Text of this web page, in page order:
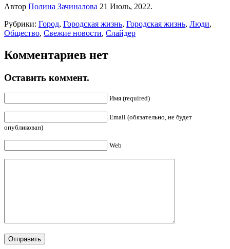
Автор Полина Зачиналова 21 Июль, 2022.
Рубрики: Город, Городская жизнь, Городская жизнь, Люди,
Общество, Свежие новости, Слайдер
Комментариев нет
Оставить коммент.
Имя (required)
Email (обязательно, не будет
опубликован)
Web